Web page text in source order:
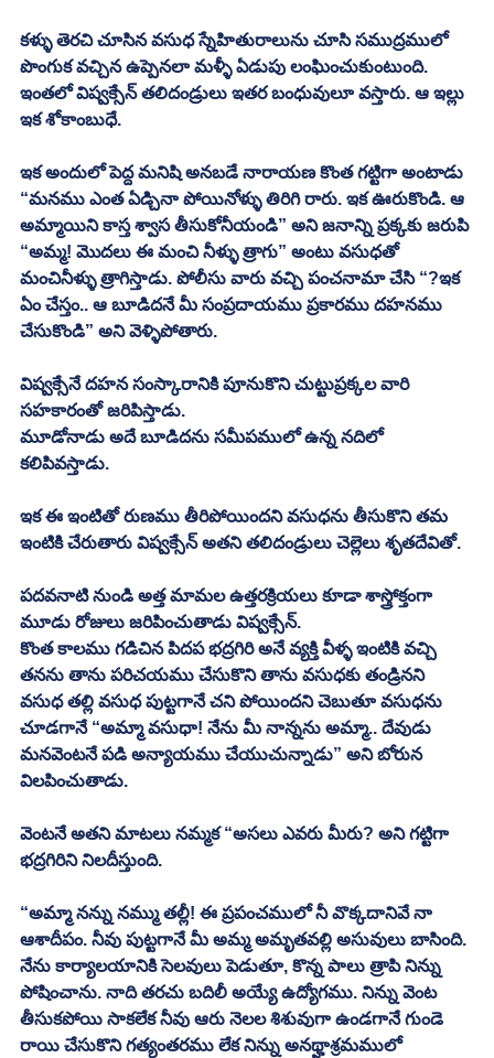
కళ్ళు తెరచి చూసిన వసుధ స్నేహితురాలును చూసి సముద్రములో
పొంగుక వచ్చిన ఉప్పెనలా మళ్ళీ ఏడుపు లంఘించుకుంటుంది.
ఇంతలో విష్వక్సేన్ తలిదండ్రులు ఇతర బంధువులూ వస్తారు. ఆ ఇల్లు
ఇక శోకాంబుధే.
ఇక అందులో పెద్ద మనిషి అనబడే నారాయణ కొంత గట్టిగా అంటాడు
“మనము ఎంత ఏడ్చినా పోయినోళ్ళు తిరిగి రారు. ఇక ఊరుకొండి. ఆ
అమ్మాయిని కాస్త శ్వాస తీసుకోనీయండి” అని జనాన్ని ప్రక్కకు జరుపి
“అమ్మ! మొదలు ఈ మంచి నీళ్ళు త్రాగు” అంటు వసుధతో
మంచినీళ్ళు త్రాగిస్తాడు. పోలీసు వారు వచ్చి పంచనామా చేసి “?ఇక
ఏం చేస్తం.. ఆ బూడిదనే మీ సంప్రదాయము ప్రకారము దహనము
చేసుకొండి” అని వెళ్ళిపోతారు.
విష్వక్సేనే దహన సంస్కారానికి పూనుకొని చుట్టుప్రక్కల వారి
సహకారంతో జరిపిస్తాడు.
మూడోనాడు అదే బూడిదను సమీపములో ఉన్న నదిలో
కలిపివస్తాడు.
ఇక ఈ ఇంటితో రుణము తీరిపోయిందని వసుధను తీసుకొని తమ
ఇంటికి చేరుతారు విష్వక్సేన్ అతని తలిదండ్రులు చెల్లెలు శృతదేవితో.
పదవనాటి నుండి అత్త మామల ఉత్తరక్రియలు కూడా శాస్త్రోక్తంగా
మూడు రోజులు జరిపించుతాడు విష్వక్సేన్.
కొంత కాలము గడిచిన పిదప భద్రగిరి అనే వ్యక్తి వీళ్ళ ఇంటికి వచ్చి
తనను తాను పరిచయము చేసుకొని తాను వసుధకు తండ్రినని
వసుధ తల్లి వసుధ పుట్టగానే చని పోయిందని చెబుతూ వసుధను
చూడగానే “అమ్మా వసుధా! నేను మీ నాన్నను అమ్మా.. దేవుడు
మనవెంటనే పడి అన్యాయము చేయుచున్నాడు” అని బోరున
విలపించుతాడు.
వెంటనే అతని మాటలు నమ్మక “అసలు ఎవరు మీరు? అని గట్టిగా
భద్రగిరిని నిలదీస్తుంది.
“అమ్మా నన్ను నమ్ము తల్లీ! ఈ ప్రపంచములో నీ వొక్కదానివే నా
ఆశాదీపం. నీవు పుట్టగానే మీ అమ్మ అమృతవల్లి అసువులు బాసింది.
నేను కార్యాలయానికి సెలవులు పెడుతూ, కొన్న పాలు త్రాపి నిన్ను
పోషించాను. నాది తరచు బదిలీ అయ్యే ఉద్యోగము. నిన్ను వెంట
తీసుకపోయి సాకలేక నీవు ఆరు నెలల శిశువుగా ఉండగానే గుండె
రాయి చేసుకొని గత్యంతరము లేక నిన్ను అనథ్హాశ్రమములో